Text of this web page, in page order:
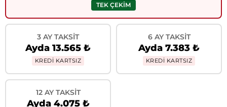
TEK ÇEKİM
3 AY TAKSIT
Ayda 13.565 ₺
KREDİ KARTSIZ
6 AY TAKSIT
Ayda 7.383 ₺
KREDİ KARTSIZ
12 AY TAKSIT
Ayda 4.075 ₺